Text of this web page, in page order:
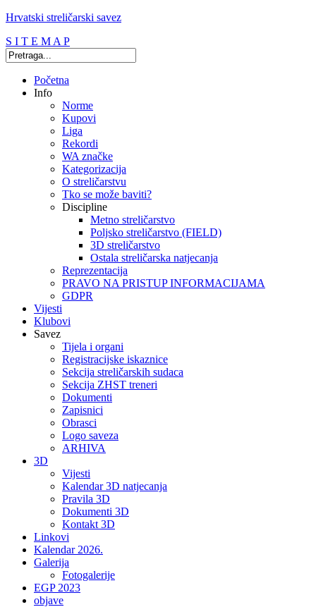
Hrvatski streličarski savez
S I T E M A P
Početna
Info
Norme
Kupovi
Liga
Rekordi
WA značke
Kategorizacija
O streličarstvu
Tko se može baviti?
Discipline
Metno streličarstvo
Poljsko streličarstvo (FIELD)
3D streličarstvo
Ostala streličarska natjecanja
Reprezentacija
PRAVO NA PRISTUP INFORMACIJAMA
GDPR
Vijesti
Klubovi
Savez
Tijela i organi
Registracijske iskaznice
Sekcija streličarskih sudaca
Sekcija ZHST treneri
Dokumenti
Zapisnici
Obrasci
Logo saveza
ARHIVA
3D
Vijesti
Kalendar 3D natjecanja
Pravila 3D
Dokumenti 3D
Kontakt 3D
Linkovi
Kalendar 2026.
Galerija
Fotogalerije
EGP 2023
objave